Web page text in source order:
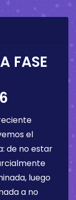
FASE
el
de no estar
luego
a no